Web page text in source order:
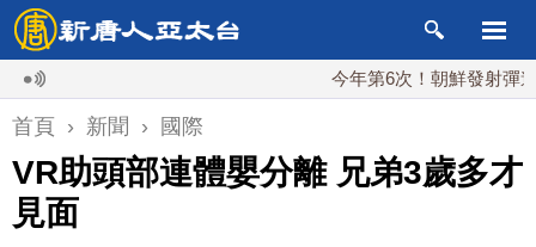
今年第6次！朝鮮發射彈道導彈
首頁 › 新聞 › 國際
VR助頭部連體嬰分離 兄弟3歲多才
見面